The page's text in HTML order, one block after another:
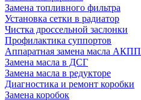
Замена топливного фильтра
Установка сетки в радиатор
Чистка дроссельной заслонки
Профилактика суппортов
Аппаратная замена масла АКПП
Замена масла в ДСГ
Замена масла в редукторе
Диагностика и ремонт коробки
Замена коробок